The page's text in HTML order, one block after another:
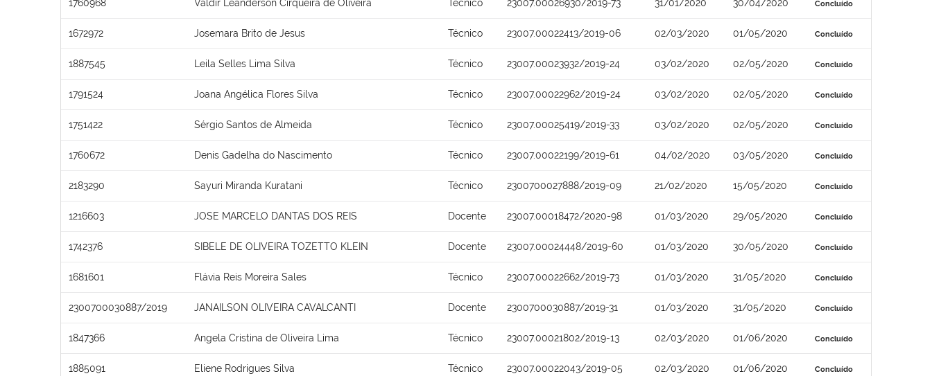
1760968 Valdir Leanderson Cirqueira de Oliveira Técnico 23007.00026930/2019-73 31/01/2020 30/04/2020 Concluído
1672972 Josemara Brito de Jesus Técnico 23007.00022413/2019-06 02/03/2020 01/05/2020 Concluído
1887545 Leila Selles Lima Silva Técnico 23007.00023932/2019-24 03/02/2020 02/05/2020 Concluído
1791524 Joana Angélica Flores Silva Técnico 23007.00022962/2019-24 03/02/2020 02/05/2020 Concluído
1751422 Sérgio Santos de Almeida Técnico 23007.00025419/2019-33 03/02/2020 02/05/2020 Concluído
1760672 Denis Gadelha do Nascimento Técnico 23007.00022199/2019-61 04/02/2020 03/05/2020 Concluído
2183290 Sayuri Miranda Kuratani Técnico 2300700027888/2019-09 21/02/2020 15/05/2020 Concluído
1216603 JOSE MARCELO DANTAS DOS REIS Docente 23007.00018472/2020-98 01/03/2020 29/05/2020 Concluído
1742376 SIBELE DE OLIVEIRA TOZETTO KLEIN Docente 23007.00024448/2019-60 01/03/2020 30/05/2020 Concluído
1681601 Flávia Reis Moreira Sales Técnico 23007.00022662/2019-73 01/03/2020 31/05/2020 Concluído
2300700030887/2019 JANAILSON OLIVEIRA CAVALCANTI Docente 2300700030887/2019-31 01/03/2020 31/05/2020 Concluído
1847366 Angela Cristina de Oliveira Lima Técnico 23007.00021802/2019-13 02/03/2020 01/06/2020 Concluído
1885091 Eliene Rodrigues Silva Técnico 23007.00022043/2019-05 02/03/2020 01/06/2020 Concluído